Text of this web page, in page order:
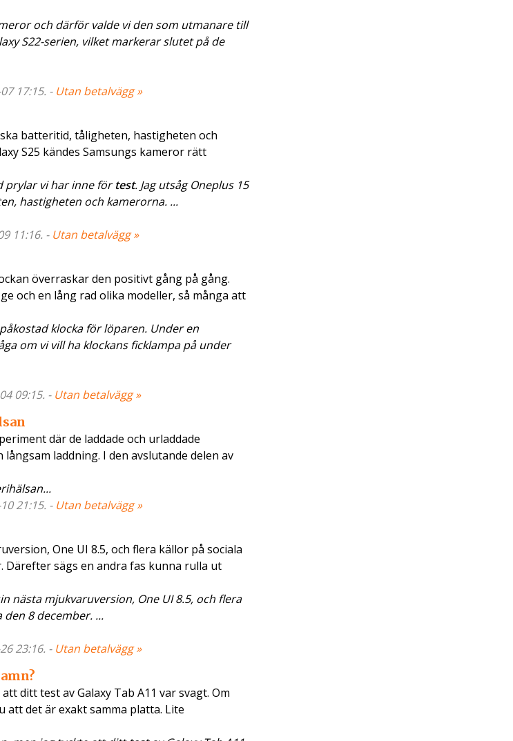
och därför valde vi den som utmanare till
S22-serien, vilket markerar slutet på de
17:15. - Utan betalvägg »
batteritid, tåligheten, hastigheten och
S25 kändes Samsungs kameror rätt
prylar vi har inne förtest. Jag utsåg Oneplus 15
hastigheten och kamerorna. ...
11:16. - Utan betalvägg »
överraskar den positivt gång på gång.
och en lång rad olika modeller, så många att
klocka för löparen. Under en
om vi vill ha klockans ficklampa på under
09:15. - Utan betalvägg »
där de laddade och urladdade
laddning. I den avslutande delen av
21:15. - Utan betalvägg »
One UI 8.5, och flera källor på sociala
Därefter sägs en andra fas kunna rulla ut
nästa mjukvaruversion, One UI 8.5, och flera
8 december. ...
23:16. - Utan betalvägg »
ditt test av Galaxy Tab A11 var svagt. Om
att det är exakt samma platta. Lite